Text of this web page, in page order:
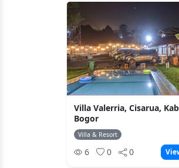
Villa Valerria, Cisarua,
Bogor
Villa & Resort
6 0 0